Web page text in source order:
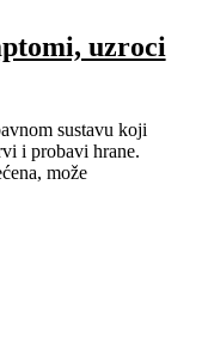
uzroci
sustavu koji
i probavi hrane.
može